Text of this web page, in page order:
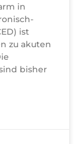
in
ist
zu akuten
bisher